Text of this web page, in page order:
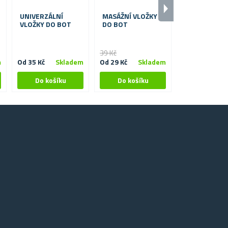
UNIVERZÁLNÍ
VLOŽKY DO BOT
Od 35 Kč Skladem
MASÁŽNÍ VLOŽKY
DO BOT
39 Kč
Od 29 Kč
Skladem